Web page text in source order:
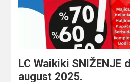
LC Waikiki SNIŽENJE
august 2025.